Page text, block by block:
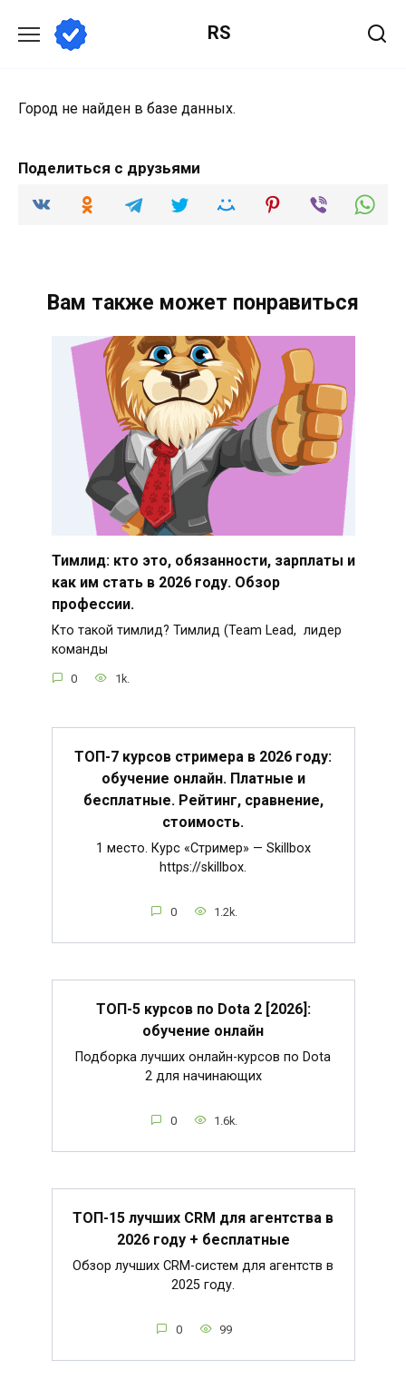
содержанию
RS
Город не найден в базе данных.
Поделиться с друзьями
Вам также может понравиться
Тимлид: кто это, обязанности, зарплаты и
как им стать в 2026 году. Обзор
профессии.
Кто такой тимлид? Тимлид (Team Lead, лидер
команды
0 1k.
ТОП-7 курсов стримера в 2026 году:
обучение онлайн. Платные и
бесплатные. Рейтинг, сравнение,
стоимость.
1 место. Курс «Стример» — Skillbox
https://skillbox.
0 1.2k.
ТОП-5 курсов по Dota 2 [2026]:
обучение онлайн
Подборка лучших онлайн-курсов по Dota
2 для начинающих
0 1.6k.
ТОП-15 лучших CRM для агентства в
2026 году + бесплатные
Обзор лучших CRM-систем для агентств в
2025 году.
0 99